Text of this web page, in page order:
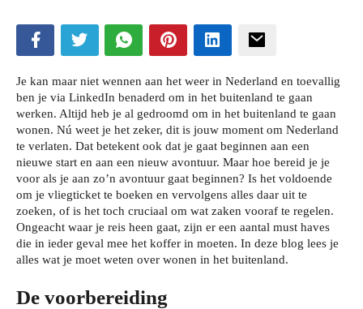
Je kan maar niet wennen aan het weer in Nederland en toevallig
ben je via LinkedIn benaderd om in het buitenland te gaan
werken. Altijd heb je al gedroomd om in het buitenland te gaan
wonen. Nú weet je het zeker, dit is jouw moment om Nederland
te verlaten. Dat betekent ook dat je gaat beginnen aan een
nieuwe start en aan een nieuw avontuur. Maar hoe bereid je je
voor als je aan zo’n avontuur gaat beginnen? Is het voldoende
om je vliegticket te boeken en vervolgens alles daar uit te
zoeken, of is het toch cruciaal om wat zaken vooraf te regelen.
Ongeacht waar je reis heen gaat, zijn er een aantal must haves
die in ieder geval mee het koffer in moeten. In deze blog lees je
alles wat je moet weten over wonen in het buitenland.
De voorbereiding